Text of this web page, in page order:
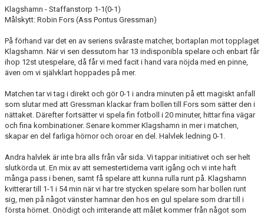
DOKUMENT
KONTAKT
MEDLEMSTIPS
EM / VM TIPS
Klagshamn - Staffanstorp 1-1(0-1)
Målskytt: Robin Fors (Ass Pontus Gressman)
På förhand var det en av seriens svåraste matcher, bortaplan mot topplaget
Klagshamn. När vi sen dessutom har 13 indisponibla spelare och enbart får
ihop 12st utespelare, då får vi med facit i hand vara nöjda med en pinne,
även om vi självklart hoppades på mer.
Matchen tar vi tag i direkt och gör 0-1 i andra minuten på ett magiskt anfall
som slutar med att Gressman klackar fram bollen till Fors som sätter den i
nättaket. Därefter fortsätter vi spela fin fotboll i 20 minuter, hittar fina vägar
och fina kombinationer. Senare kommer Klagshamn in mer i matchen,
skapar en del farliga hörnor och oroar en del. Halvlek ledning 0-1.
Andra halvlek är inte bra alls från vår sida. Vi tappar initiativet och ser helt
slutkörda ut. En mix av att semestertiderna varit igång och vi inte haft
många pass i benen, samt få spelare att kunna rulla runt på. Klagshamn
kvitterar till 1-1 i 54 min när vi har tre stycken spelare som har bollen runt
sig, men på något vänster hamnar den hos en gul spelare som drar till i
första hörnet. Onödigt och irriterande att målet kommer från något som